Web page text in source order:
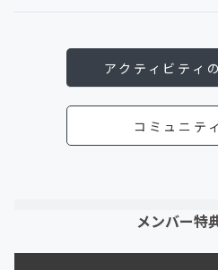
アクティビティ
コミュニテ
メンバー特